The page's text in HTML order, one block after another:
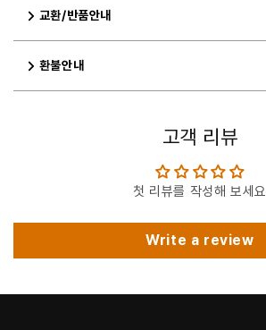
교환/반품안내
환불안내
고객 리뷰
첫 리뷰를 작성해 보세요
Write a review